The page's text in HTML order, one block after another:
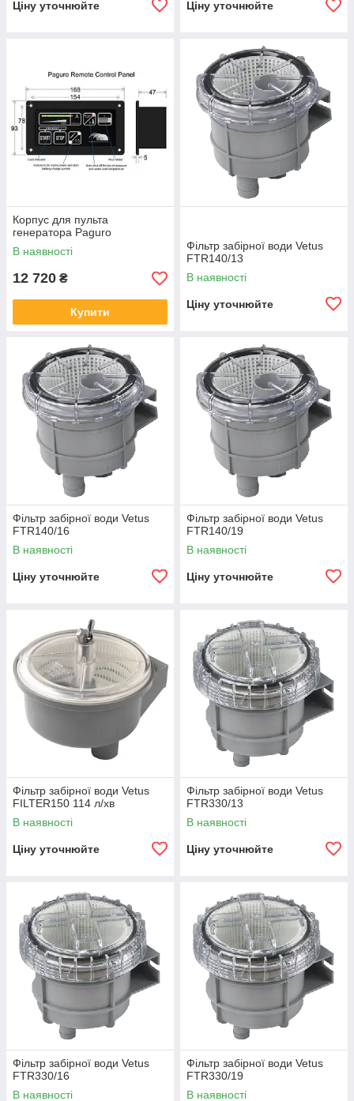
Ціну уточнюйте Ціну уточнюйте
Корпус для пульта
генератора Paguro
В наявності
12 720 ₴
Купити
Фільтр забірної води Vetus
FTR140/13
В наявності
Ціну уточнюйте
Фільтр забірної води Vetus
FTR140/16
В наявності
Ціну уточнюйте
Фільтр забірної води Vetus
FTR140/19
В наявності
Ціну уточнюйте
Фільтр забірної води Vetus
FILTER150 114 л/хв
В наявності
Ціну уточнюйте
Фільтр забірної води Vetus
FTR330/13
В наявності
Ціну уточнюйте
Фільтр забірної води Vetus
FTR330/16
В наявності
Фільтр забірної води Vetus
FTR330/19
В наявності